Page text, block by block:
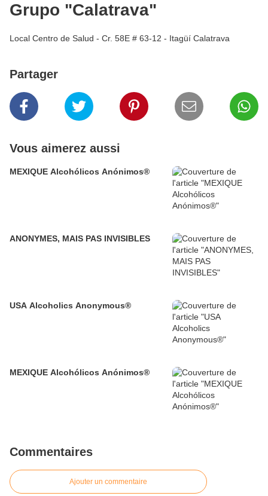
Grupo "Calatrava"
Local Centro de Salud - Cr. 58E # 63-12 - Itagüí Calatrava
Partager
Vous aimerez aussi
MEXIQUE Alcohólicos Anónimos®
ANONYMES, MAIS PAS INVISIBLES
USA Alcoholics Anonymous®
MEXIQUE Alcohólicos Anónimos®
Commentaires
Ajouter un commentaire